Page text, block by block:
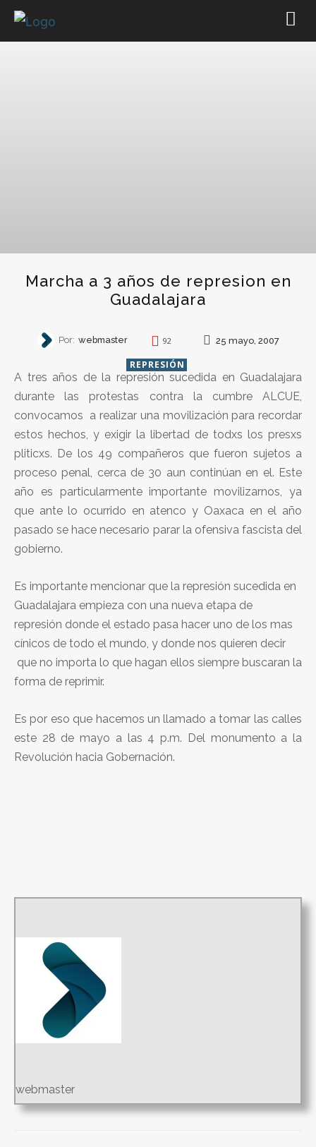
Marcha a 3 años de represion en
Guadalajara
Por: webmaster 92 25 mayo, 2007
REPRESIÓN
A tres años de la represión sucedida en Guadalajara
durante las protestas contra la cumbre ALCUE,
convocamos a realizar una movilización para recordar
estos hechos, y exigir la libertad de todxs los presxs
pliticxs. De los 49 compañeros que fueron sujetos a
proceso penal, cerca de 30 aun continúan en el. Este
año es particularmente importante movilizarnos, ya
que ante lo ocurrido en atenco y Oaxaca en el año
pasado se hace necesario parar la ofensiva fascista del
gobierno.
Es importante mencionar que la represión sucedida en
Guadalajara empieza con una nueva etapa de
represión donde el estado pasa hacer uno de los mas
cínicos de todo el mundo, y donde nos quieren decir
que no importa lo que hagan ellos siempre buscaran la
forma de reprimir.
Es por eso que hacemos un llamado a tomar las calles
este 28 de mayo a las 4 p.m. Del monumento a la
Revolución hacia Gobernación.
webmaster